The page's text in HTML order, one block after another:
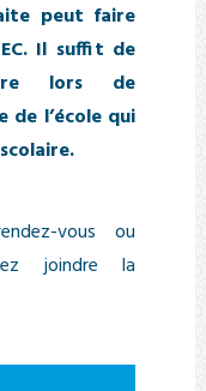
peut faire
Il suffit de
lors de
de l’école qui
vous ou
joindre la